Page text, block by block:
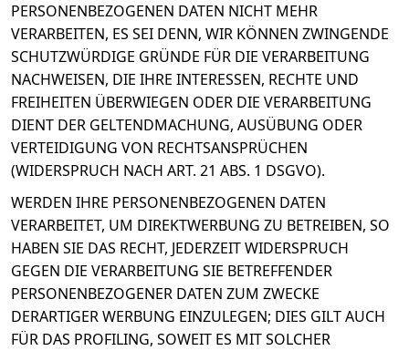
PERSONENBEZOGENEN DATEN NICHT MEHR
VERARBEITEN, ES SEI DENN, WIR KÖNNEN ZWINGENDE
SCHUTZWÜRDIGE GRÜNDE FÜR DIE VERARBEITUNG
NACHWEISEN, DIE IHRE INTERESSEN, RECHTE UND
FREIHEITEN ÜBERWIEGEN ODER DIE VERARBEITUNG
DIENT DER GELTENDMACHUNG, AUSÜBUNG ODER
VERTEIDIGUNG VON RECHTSANSPRÜCHEN
(WIDERSPRUCH NACH ART. 21 ABS. 1 DSGVO).
WERDEN IHRE PERSONENBEZOGENEN DATEN
VERARBEITET, UM DIREKTWERBUNG ZU BETREIBEN, SO
HABEN SIE DAS RECHT, JEDERZEIT WIDERSPRUCH
GEGEN DIE VERARBEITUNG SIE BETREFFENDER
PERSONENBEZOGENER DATEN ZUM ZWECKE
DERARTIGER WERBUNG EINZULEGEN; DIES GILT AUCH
FÜR DAS PROFILING, SOWEIT ES MIT SOLCHER